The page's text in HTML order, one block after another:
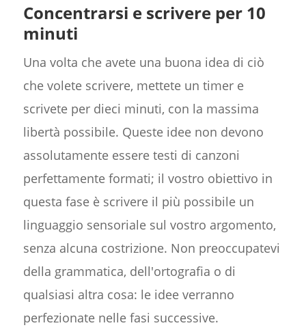
Concentrarsi e scrivere per 10
minuti
Una volta che avete una buona idea di ciò
che volete scrivere, mettete un timer e
scrivete per dieci minuti, con la massima
libertà possibile. Queste idee non devono
assolutamente essere testi di canzoni
perfettamente formati; il vostro obiettivo in
questa fase è scrivere il più possibile un
linguaggio sensoriale sul vostro argomento,
senza alcuna costrizione. Non preoccupatevi
della grammatica, dell'ortografia o di
qualsiasi altra cosa: le idee verranno
perfezionate nelle fasi successive.